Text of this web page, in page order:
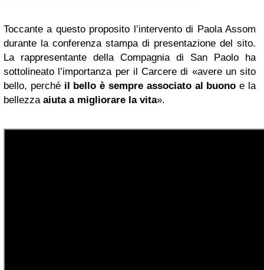
Toccante a questo proposito l’intervento di Paola Assom
durante la conferenza stampa di presentazione del sito.
La rappresentante della Compagnia di San Paolo ha
sottolineato l’importanza per il Carcere di «avere un sito
bello, perché il bello è sempre associato al buono e la
bellezza aiuta a migliorare la vita».